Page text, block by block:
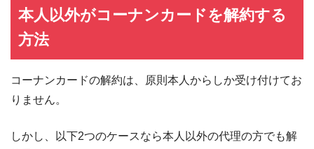
本人以外がコーナンカードを解約する
方法
コーナンカードの解約は、原則本人からしか受け付けてお
りません。
しかし、以下2つのケースなら本人以外の代理の方でも解